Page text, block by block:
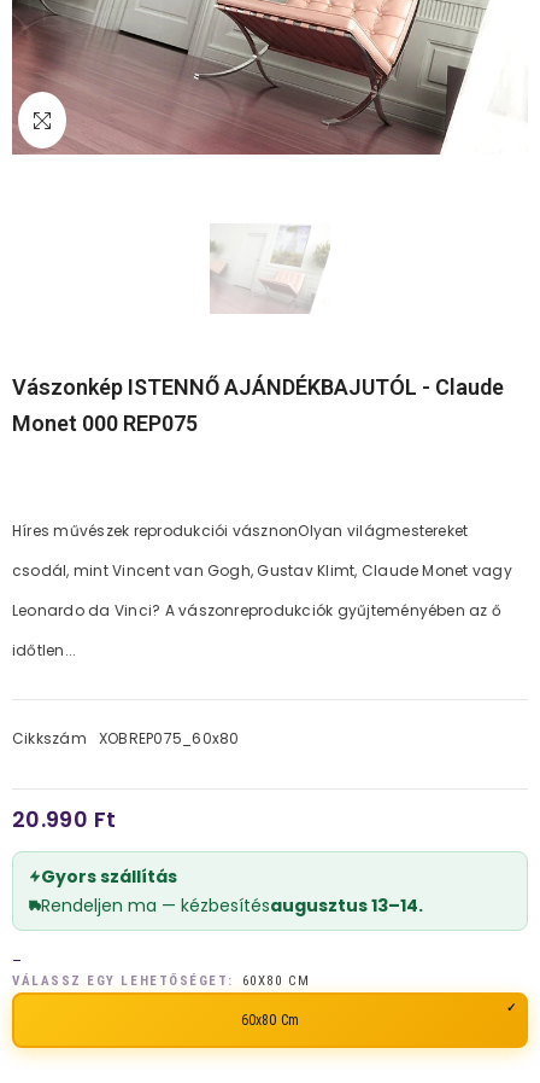
Vászonkép ISTENNŐ AJÁNDÉKBAJUTÓL - Claude
Monet 000 REP075
Híres művészek reprodukciói vásznonOlyan világmestereket
csodál, mint Vincent van Gogh, Gustav Klimt, Claude Monet vagy
Leonardo da Vinci? A vászonreprodukciók gyűjteményében az ő
időtlen...
Cikkszám XOBREP075_60x80
20.990 Ft
Gyors szállítás
Rendeljen ma — kézbesítésaugusztus 13–14.
VÁLASSZ EGY LEHETŐSÉGET: 60X80 CM
60x80 Cm